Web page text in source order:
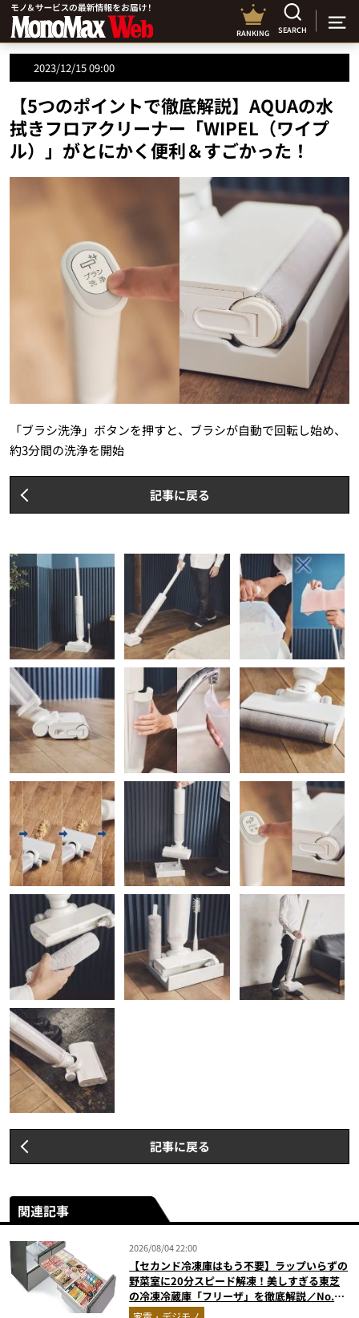
RANKING SEARCH
2023/12/15 09:00
【5つのポイントで徹底解説】AQUAの水
拭きフロアクリーナー「WIPEL（ワイプ
ル）」がとにかく便利＆すごかった！
「ブラシ洗浄」ボタンを押すと、ブラシが自動で回転し始め、
約3分間の洗浄を開始
記事に戻る
記事に戻る
関連記事
2026/08/04 22:00
【セカンド冷凍庫はもう不要】ラップいらずの
野菜室に20分スピード解凍！美しすぎる東芝
の冷凍冷蔵庫「フリーザ」を徹底解説／No.1
モノ雑誌編集長が選ぶ『センスがいい家電』